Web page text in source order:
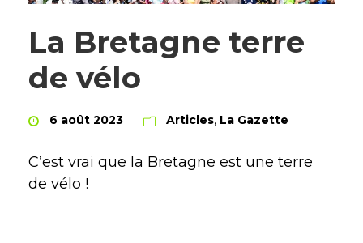
La Bretagne terre
de vélo
6 août 2023 Articles, La Gazette
C’est vrai que la Bretagne est une terre
de vélo !